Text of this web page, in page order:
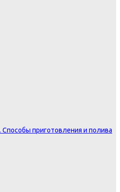
приготовления и полива